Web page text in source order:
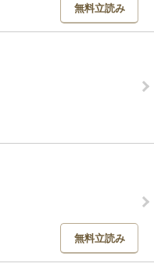
無料立読み
無料立読み